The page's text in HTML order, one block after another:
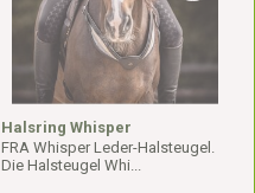
Halsring Whisper
FRA Whisper Leder-Halsteugel.
Die Halsteugel Whi...